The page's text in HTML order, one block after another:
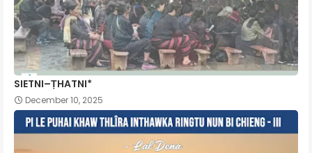
SIETNI–ṬHATNI*
December 10, 2025